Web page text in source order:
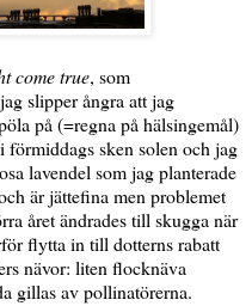
come true, som
slipper ångra att jag
på (=regna på hälsingemål)
förmiddags sken solen och jag
lavendel som jag planterade
är jättefina men problemet
året ändrades till skugga när
flytta in till dotterns rabatt
nävor: liten flocknäva
gillas av pollinatörerna.